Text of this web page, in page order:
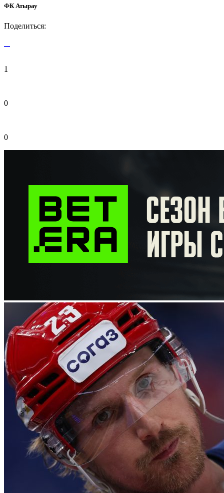
ФК Атырау
Поделиться:
1
0
0